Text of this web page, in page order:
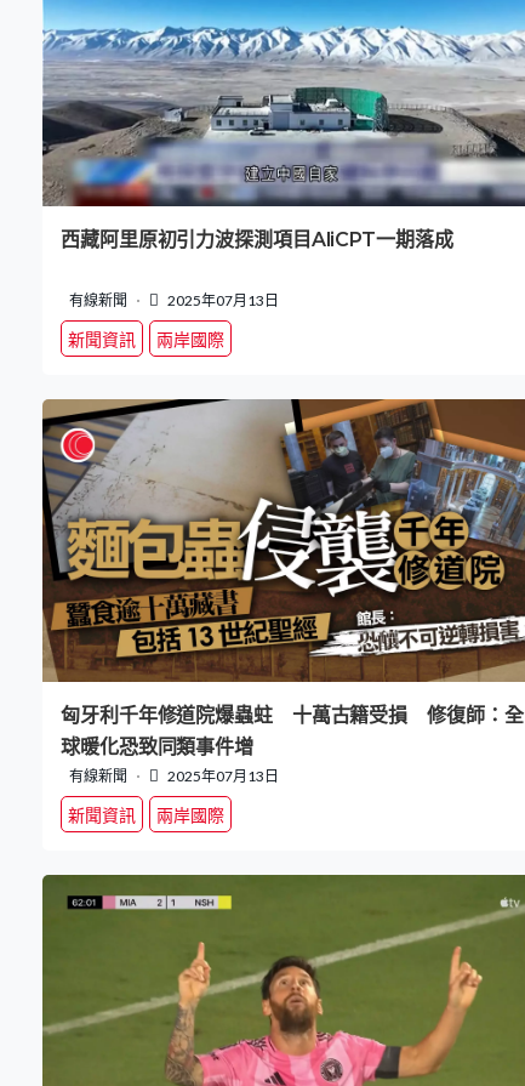
西藏阿里原初引力波探測項目AliCPT一期落成
有線新聞 2025年07月13日
新聞資訊 兩岸國際
匈牙利千年修道院爆蟲蛀 十萬古籍受損 修復師：全
球暖化恐致同類事件增
有線新聞 2025年07月13日
新聞資訊 兩岸國際